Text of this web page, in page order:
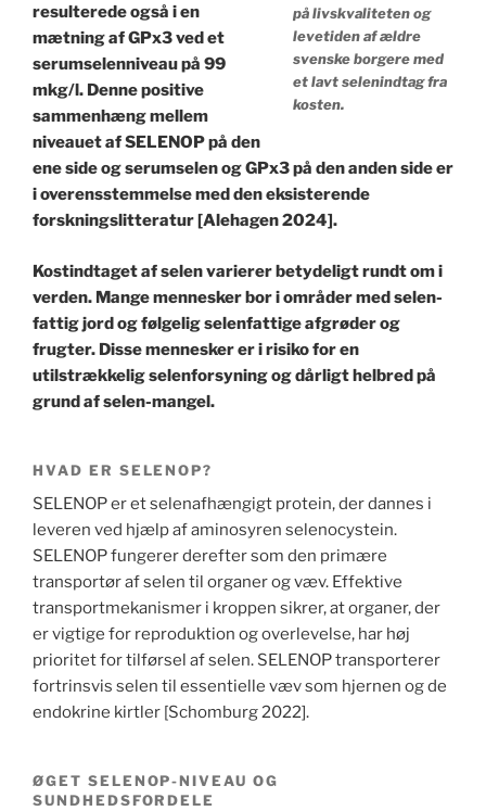
på livskvaliteten og
levetiden af ældre
svenske borgere med
et lavt selenindtag fra
kosten.
resulterede også i en
mætning af GPx3 ved et
serumselenniveau på 99
mkg/l. Denne positive
sammenhæng mellem
niveauet af SELENOP på den
ene side og serumselen og GPx3 på den anden side er
i overensstemmelse med den eksisterende
forskningslitteratur [Alehagen 2024].
Kostindtaget af selen varierer betydeligt rundt om i
verden. Mange mennesker bor i områder med selen-
fattig jord og følgelig selenfattige afgrøder og
frugter. Disse mennesker er i risiko for en
utilstrækkelig selenforsyning og dårligt helbred på
grund af selen-mangel.
HVAD ER SELENOP?
SELENOP er et selenafhængigt protein, der dannes i
leveren ved hjælp af aminosyren selenocystein.
SELENOP fungerer derefter som den primære
transportør af selen til organer og væv. Effektive
transportmekanismer i kroppen sikrer, at organer, der
er vigtige for reproduktion og overlevelse, har høj
prioritet for tilførsel af selen. SELENOP transporterer
fortrinsvis selen til essentielle væv som hjernen og de
endokrine kirtler [Schomburg 2022].
ØGET SELENOP-NIVEAU OG
SUNDHEDSFORDELE